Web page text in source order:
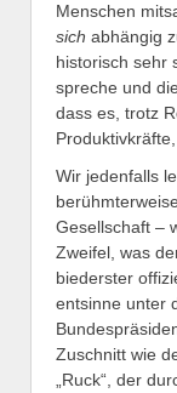
Menschen
sich abhängig
historisch sehr
spreche und
dass es, trotz
Wir jedenfalls
Gesellschaft –
Zweifel, was
biederster
entsinne unter
Zuschnitt wie
„Ruck“, der